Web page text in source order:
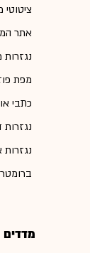
ציטוטי
אתר
נגזרות
מפת
כתבי
נגזרות
נגזרות
מדדים